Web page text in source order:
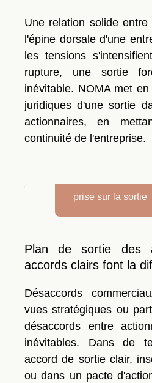
Une relation solide
l'épine dorsale d'une
les tensions
rupture, une sortie
inévitable. NOMA met
juridiques d'une sortie
actionnaires, en
continuité de l'entreprise.
prise sur la sortie
Plan de sortie des
accords clairs font la
Désaccords
vues stratégiques ou
désaccords entre
inévitables. Dans de
accord de sortie clair,
ou dans un pacte